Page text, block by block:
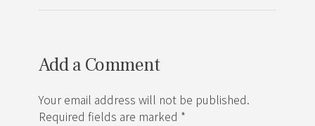
Add a Comment
Your email address will not be published.
Required fields are marked *